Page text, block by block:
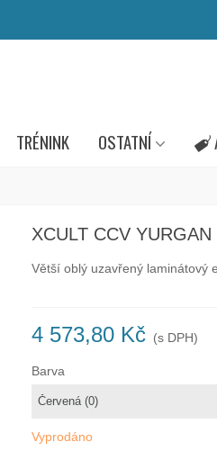
TRÉNINK OSTATNÍ
XCULT CCV YURGAN
Větší oblý uzavřený laminátový
4 573,80 Kč (s DPH)
Barva
Vyprodáno